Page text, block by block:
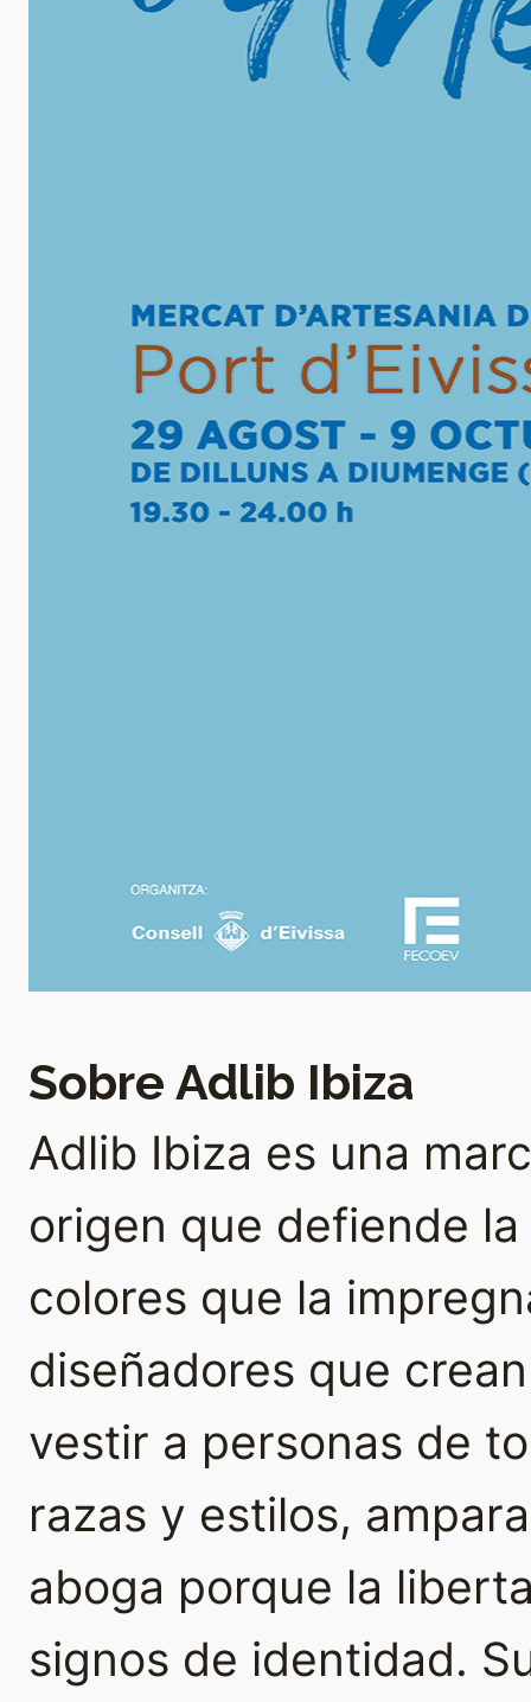
Sobre Adlib Ibiza
Adlib Ibiza es una
origen que defiende
colores que la
diseñadores que
vestir a personas de
razas y estilos,
aboga porque la
signos de identidad.